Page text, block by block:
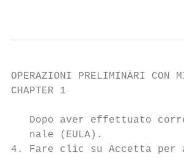
OPERAZIONI PRELIMINARI CON
CHAPTER 1
Dopo aver effettuato
   nale (EULA).
4. Fare clic su Accetta per